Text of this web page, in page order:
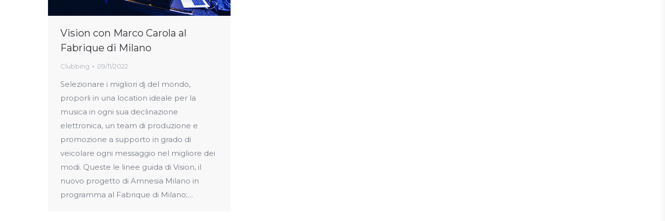
Vision con Marco Carola al
Fabrique di Milano
Clubbing 09/11/2022
Selezionare i migliori dj del mondo,
proporli in una location ideale per la
musica in ogni sua declinazione
elettronica, un team di produzione e
promozione a supporto in grado di
veicolare ogni messaggio nel migliore dei
modi. Queste le linee guida di Vision, il
nuovo progetto di Amnesia Milano in
programma al Fabrique di Milano;…